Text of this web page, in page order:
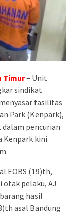
Timur– Unit
sindikat
fasilitas
Park (Kenpark),
pencurian
Kenpark kini
EOBS (19)th,
otak pelaku, AJ
hasil
asal Bandung